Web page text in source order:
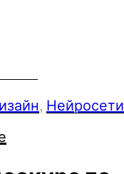
, Нейросети